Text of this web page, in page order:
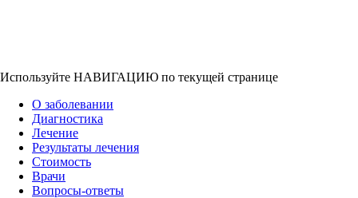
Используйте НАВИГАЦИЮ по текущей странице
О заболевании
Диагностика
Лечение
Результаты лечения
Стоимость
Врачи
Вопросы-ответы